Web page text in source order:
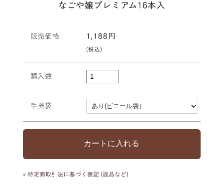
なごや嬢プレミアム16本入
販売価格 1,188円
購入数
手提袋
» 特定商取引法に基づく表記 (返品など)